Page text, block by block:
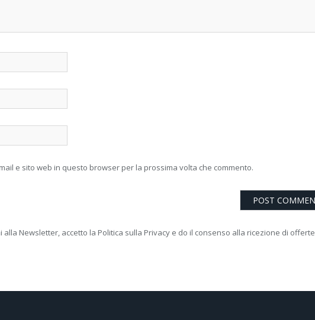
e sito web in questo browser per la prossima volta che commento.
alla Newsletter, accetto la Politica sulla Privacy e do il consenso alla ricezione di offerte